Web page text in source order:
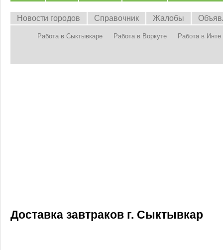
Новости городов Справочник Жалобы
Работа в Сыктывкаре Работа в Воркуте Работа в Инте
Доставка завтраков г. Сыктывкар